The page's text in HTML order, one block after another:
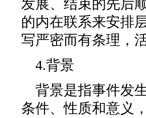
发展、结束的先后
的内在联系来安排
写严密而有条理，
4.背景
背景是指事件发
条件、性质和意义